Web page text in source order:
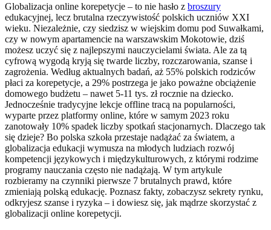
Globalizacja online korepetycje – to nie hasło z broszury
edukacyjnej, lecz brutalna rzeczywistość polskich uczniów XXI
wieku. Niezależnie, czy siedzisz w wiejskim domu pod Suwałkami,
czy w nowym apartamencie na warszawskim Mokotowie, dziś
możesz uczyć się z najlepszymi nauczycielami świata. Ale za tą
cyfrową wygodą kryją się twarde liczby, rozczarowania, szanse i
zagrożenia. Według aktualnych badań, aż 55% polskich rodziców
płaci za korepetycje, a 29% postrzega je jako poważne obciążenie
domowego budżetu – nawet 5-11 tys. zł rocznie na dziecko.
Jednocześnie tradycyjne lekcje offline tracą na popularności,
wyparte przez platformy online, które w samym 2023 roku
zanotowały 10% spadek liczby spotkań stacjonarnych. Dlaczego tak
się dzieje? Bo polska szkoła przestaje nadążać za światem, a
globalizacja edukacji wymusza na młodych ludziach rozwój
kompetencji językowych i międzykulturowych, z którymi rodzime
programy nauczania często nie nadążają. W tym artykule
rozbieramy na czynniki pierwsze 7 brutalnych prawd, które
zmieniają polską edukację. Poznasz fakty, zobaczysz sekrety rynku,
odkryjesz szanse i ryzyka – i dowiesz się, jak mądrze skorzystać z
globalizacji online korepetycji.